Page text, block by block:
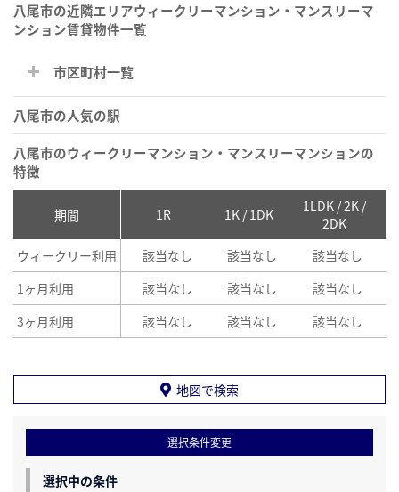
八尾市の近隣エリアウィークリーマンション・マンスリーマ
ンション賃貸物件一覧
市区町村一覧
八尾市の人気の駅
八尾市のウィークリーマンション・マンスリーマンションの
特徴
期間 1R 1K / 1DK
1LDK / 2K /
2DK
ウィークリー利用 該当なし 該当なし 該当なし
1ヶ月利用
該当なし 該当なし 該当なし
3ヶ月利用
該当なし 該当なし 該当なし
地図で検索
選択条件変更
選択中の条件